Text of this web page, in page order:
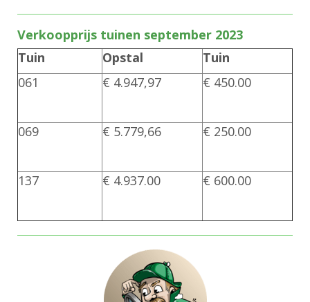
Verkoopprijs tuinen september 2023
Tuin
Opstal
Tuin
061
€ 4.947,97 € 450.00
069 € 5.779,66 € 250.00
137 € 4.937.00 € 600.00